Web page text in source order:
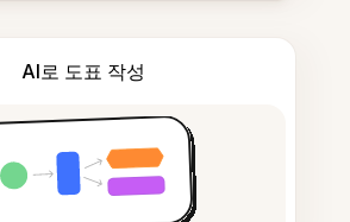
AI로 도표 작성